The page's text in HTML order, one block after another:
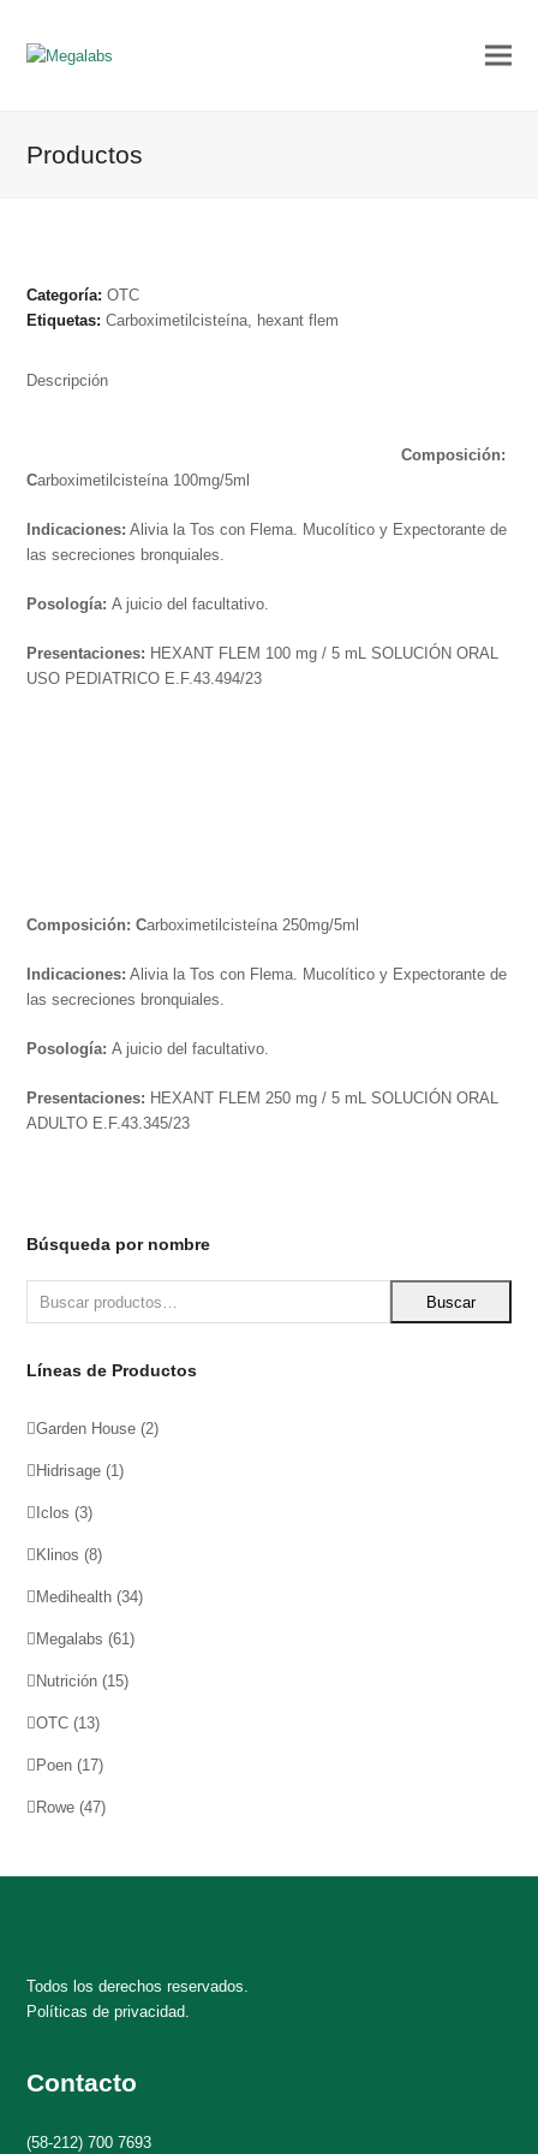
Productos
Categoría: OTC
Etiquetas: Carboximetilcisteína, hexant flem
Descripción
Composición:
Carboximetilcisteína 100mg/5ml
Indicaciones: Alivia la Tos con Flema. Mucolítico y Expectorante de
las secreciones bronquiales.
Posología: A juicio del facultativo.
Presentaciones: HEXANT FLEM 100 mg / 5 mL SOLUCIÓN ORAL
USO PEDIATRICO E.F.43.494/23
Composición: Carboximetilcisteína 250mg/5ml
Indicaciones: Alivia la Tos con Flema. Mucolítico y Expectorante de
las secreciones bronquiales.
Posología: A juicio del facultativo.
Presentaciones: HEXANT FLEM 250 mg / 5 mL SOLUCIÓN ORAL
ADULTO E.F.43.345/23
Búsqueda por nombre
Buscar
Líneas de Productos
Garden House (2)
Hidrisage (1)
Iclos (3)
Klinos (8)
Medihealth (34)
Megalabs (61)
Nutrición (15)
OTC (13)
Poen (17)
Rowe (47)
Todos los derechos reservados.
Políticas de privacidad.
Contacto
(58-212) 700 7693